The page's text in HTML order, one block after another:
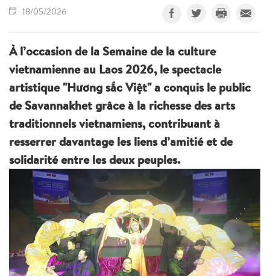
18/05/2026
À l’occasion de la Semaine de la culture
vietnamienne au Laos 2026, le spectacle
artistique "Hương sắc Việt" a conquis le public
de Savannakhet grâce à la richesse des arts
traditionnels vietnamiens, contribuant à
resserrer davantage les liens d’amitié et de
solidarité entre les deux peuples.